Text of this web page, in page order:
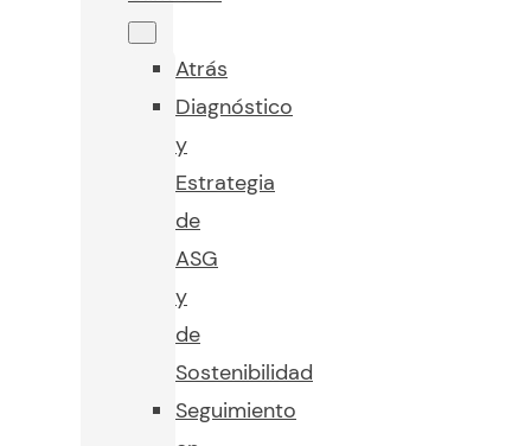
Atrás
Diagnóstico
y
Estrategia
de
ASG
y
de
Sostenibilidad
Seguimiento